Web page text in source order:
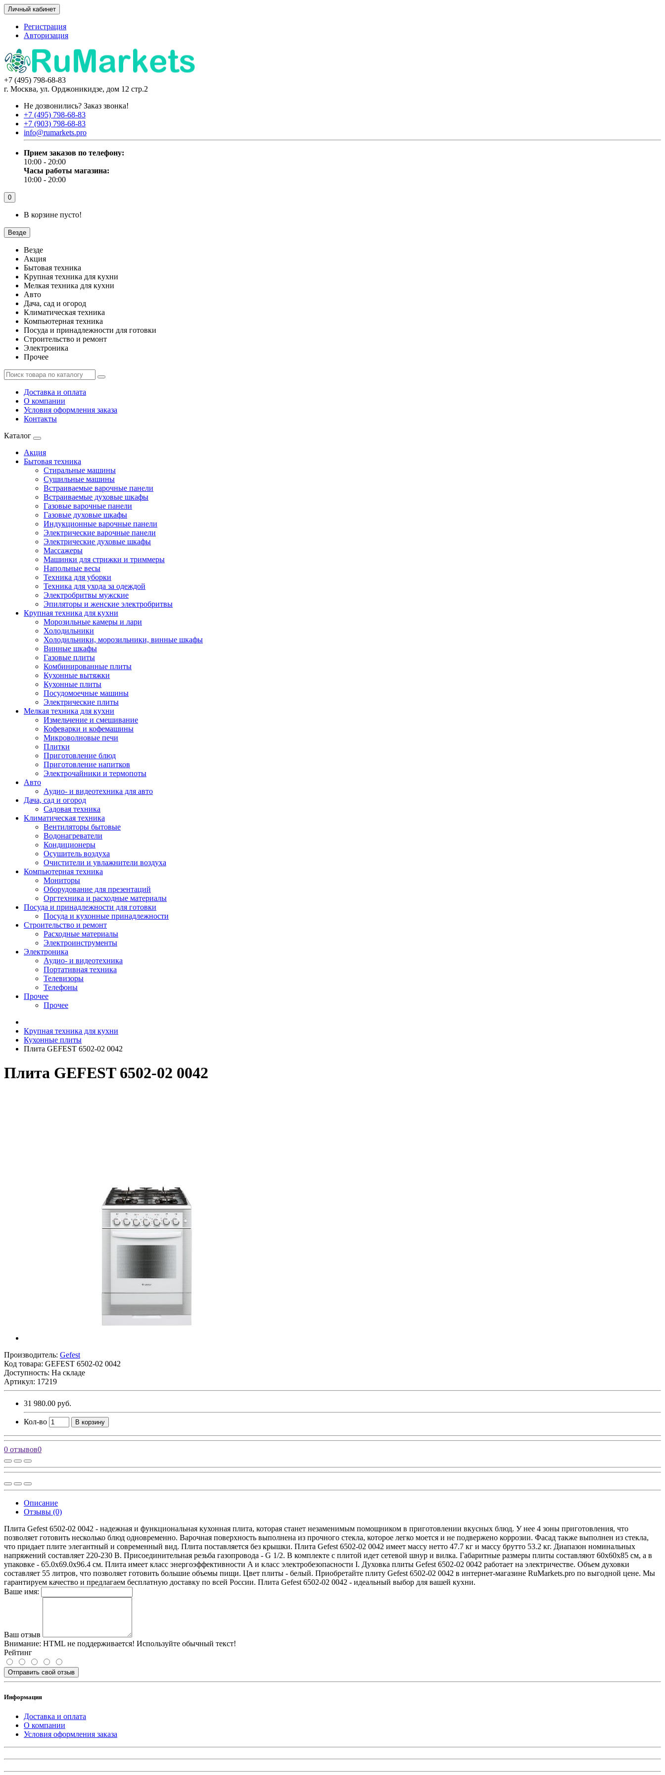
Личный кабинет
Регистрация
Авторизация
+7 (495) 798-68-83
г. Москва, ул. Орджоникидзе, дом 12 стр.2
Не дозвонились? Заказ звонка!
+7 (495) 798-68-83
+7 (903) 798-68-83
info@rumarkets.pro
Прием заказов по телефону:
10:00 - 20:00
Часы работы магазина:
10:00 - 20:00
0
В корзине пусто!
Везде
Везде
Акция
Бытовая техника
Крупная техника для кухни
Мелкая техника для кухни
Авто
Дача, сад и огород
Климатическая техника
Компьютерная техника
Посуда и принадлежности для готовки
Строительство и ремонт
Электроника
Прочее
Доставка и оплата
О компании
Условия оформления заказа
Контакты
Каталог
Акция
Бытовая техника
Стиральные машины
Сушильные машины
Встраиваемые варочные панели
Встраиваемые духовые шкафы
Газовые варочные панели
Газовые духовые шкафы
Индукционные варочные панели
Электрические варочные панели
Электрические духовые шкафы
Массажеры
Машинки для стрижки и триммеры
Напольные весы
Техника для уборки
Техника для ухода за одеждой
Электробритвы мужские
Эпиляторы и женские электробритвы
Крупная техника для кухни
Морозильные камеры и лари
Холодильники
Холодильники, морозильники, винные шкафы
Винные шкафы
Газовые плиты
Комбинированные плиты
Кухонные вытяжки
Кухонные плиты
Посудомоечные машины
Электрические плиты
Мелкая техника для кухни
Измельчение и смешивание
Кофеварки и кофемашины
Микроволновые печи
Плитки
Приготовление блюд
Приготовление напитков
Электрочайники и термопоты
Авто
Аудио- и видеотехника для авто
Дача, сад и огород
Садовая техника
Климатическая техника
Вентиляторы бытовые
Водонагреватели
Кондиционеры
Осушитель воздуха
Очистители и увлажнители воздуха
Компьютерная техника
Мониторы
Оборудование для презентаций
Оргтехника и расходные материалы
Посуда и принадлежности для готовки
Посуда и кухонные принадлежности
Строительство и ремонт
Расходные материалы
Электроинструменты
Электроника
Аудио- и видеотехника
Портативная техника
Телевизоры
Телефоны
Прочее
Прочее
Крупная техника для кухни
Кухонные плиты
Плита GEFEST 6502-02 0042
Плита GEFEST 6502-02 0042
Производитель: Gefest
Код товара: GEFEST 6502-02 0042
Доступность: На складе
Артикул: 17219
31 980.00 руб.
Кол-во В корзину
0 отзывов0
Описание
Отзывы (0)
Плита Gefest 6502-02 0042 - надежная и функциональная кухонная плита, которая станет незаменимым помощником в приготовлении вкусных блюд. У нее 4 зоны приготовления, что
позволяет готовить несколько блюд одновременно. Варочная поверхность выполнена из прочного стекла, которое легко моется и не подвержено коррозии. Фасад также выполнен из стекла,
что придает плите элегантный и современный вид. Плита поставляется без крышки. Плита Gefest 6502-02 0042 имеет массу нетто 47.7 кг и массу брутто 53.2 кг. Диапазон номинальных
напряжений составляет 220-230 В. Присоединительная резьба газопровода - G 1/2. В комплекте с плитой идет сетевой шнур и вилка. Габаритные размеры плиты составляют 60x60x85 см, а в
упаковке - 65.0x69.0x96.4 см. Плита имеет класс энергоэффективности A и класс электробезопасности I. Духовка плиты Gefest 6502-02 0042 работает на электричестве. Объем духовки
составляет 55 литров, что позволяет готовить большие объемы пищи. Цвет плиты - белый. Приобретайте плиту Gefest 6502-02 0042 в интернет-магазине RuMarkets.pro по выгодной цене. Мы
гарантируем качество и предлагаем бесплатную доставку по всей России. Плита Gefest 6502-02 0042 - идеальный выбор для вашей кухни.
Ваше имя:
Ваш отзыв
Внимание: HTML не поддерживается! Используйте обычный текст!
Рейтинг
Отправить свой отзыв
Информация
Доставка и оплата
О компании
Условия оформления заказа